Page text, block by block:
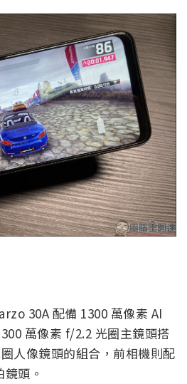
30A 配備 1300 萬像素 AI
萬像素 f/2.2 光圈主鏡頭搭
人像鏡頭的組合，前相機則配
頭。